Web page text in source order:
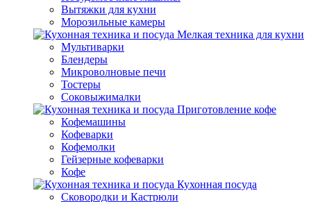
Вытяжки для кухни
Морозильные камеры
Мелкая техника для кухни
Мультиварки
Блендеры
Микроволновые печи
Тостеры
Соковыжималки
Приготовление кофе
Кофемашины
Кофеварки
Кофемолки
Гейзерные кофеварки
Кофе
Кухонная посуда
Сковородки и Кастрюли